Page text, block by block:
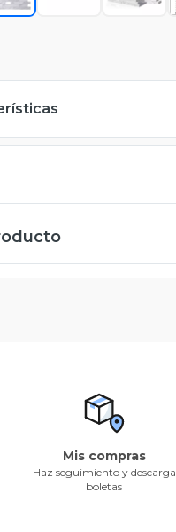
Mis compras
Haz seguimiento y descarga
boletas